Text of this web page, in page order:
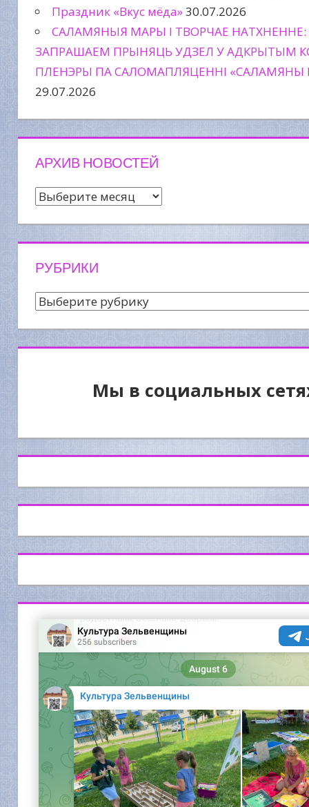
Праздник «Вкус мёда»30.07.2026
САЛАМЯНЫЯ МАРЫ І ТВОРЧАЕ НАТХНЕННЕ:
ЗАПРАШАЕМ ПРЫНЯЦЬ УДЗЕЛ У АДКРЫТЫМ
ПЛЕНЭРЫ ПА САЛОМАПЛЯЦЕННІ «САЛАМЯНЫ
29.07.2026
АРХИВ НОВОСТЕЙ
Архив
РУБРИКИ
Рубрики
Мы в социальных